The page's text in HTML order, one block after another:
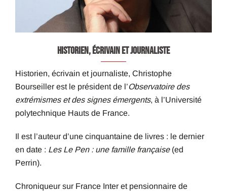
HISTORIEN, ÉCRIVAIN ET JOURNALISTE
Historien, écrivain et journaliste, Christophe
Bourseiller est le président de l’Observatoire des
extrémismes et des signes émergents, à l’Université
polytechnique Hauts de France.
Il est l’auteur d’une cinquantaine de livres : le dernier
en date : Les Le Pen : une famille française(ed
Perrin).
Chroniqueur sur France Inter et pensionnaire de